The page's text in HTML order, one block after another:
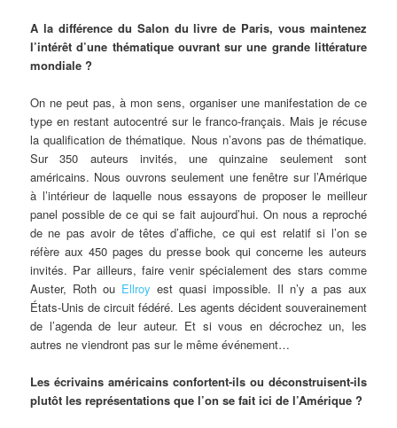
A la différence du Salon du livre de Paris, vous maintenez
l’intérêt d’une thématique ouvrant sur une grande littérature
mondiale ?
On ne peut pas, à mon sens, organiser une manifestation de ce
type en restant autocentré sur le franco-français. Mais je récuse
la qualification de thématique. Nous n’avons pas de thématique.
Sur 350 auteurs invités, une quinzaine seulement sont
américains. Nous ouvrons seulement une fenêtre sur l’Amérique
à l’intérieur de laquelle nous essayons de proposer le meilleur
panel possible de ce qui se fait aujourd’hui. On nous a reproché
de ne pas avoir de têtes d’affiche, ce qui est relatif si l’on se
réfère aux 450 pages du presse book qui concerne les auteurs
invités. Par ailleurs, faire venir spécialement des stars comme
Auster, Roth ou Ellroy est quasi impossible. Il n’y a pas aux
États-Unis de circuit fédéré. Les agents décident souverainement
de l’agenda de leur auteur. Et si vous en décrochez un, les
autres ne viendront pas sur le même événement…
Les écrivains américains confortent-ils ou déconstruisent-ils
plutôt les représentations que l’on se fait ici de l’Amérique ?